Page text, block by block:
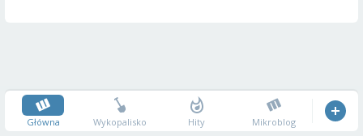
Główna Wykopalisko Hity Mikroblog